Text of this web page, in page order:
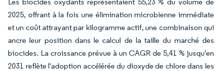
2025, offrant à la fois une élimination microbienne immédiate
et un coût attrayant par kilogramme actif, une combinaison qui
ancre leur position dans le calcul de la taille du marché des
biocides. La croissance prévue à un CAGR de 5,41 % jusqu'en
2031 reflète l'adoption accélérée du dioxyde de chlore dans les